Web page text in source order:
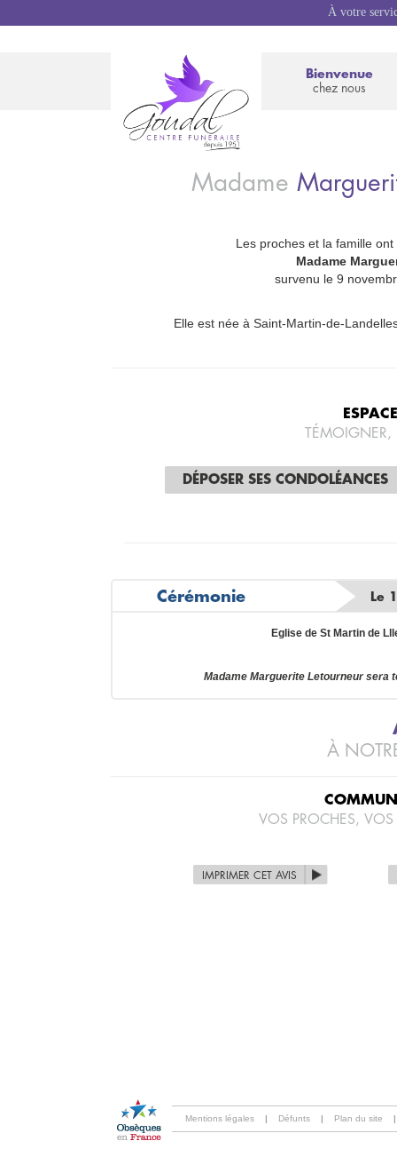
À votre
Bienvenue
chez nous
Madame
Les proches et la famille
Madame
survenu le 9
Elle est née à Saint-Martin-de-
DÉPOSER SES CONDOLÉANCES
Cérémonie Le
Eglise de St Martin de
Madame Marguerite Letourneur
À
VOS PROCHES,
IMPRIMER CET AVIS
Mentions légales | Défunts | Plan du site |